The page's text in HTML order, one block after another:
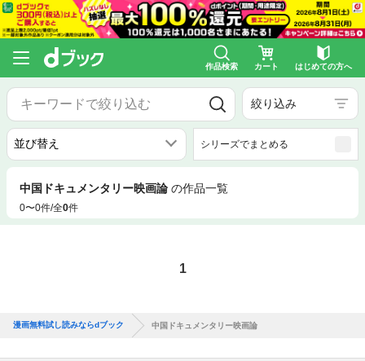
作品検索 カート はじめての方へ
絞り込み
シリーズでまとめる
中国ドキュメンタリー映画論 の作品一覧
0〜0件/全0件
1
漫画無料試し読みならdブック 中国ドキュメンタリー映画論